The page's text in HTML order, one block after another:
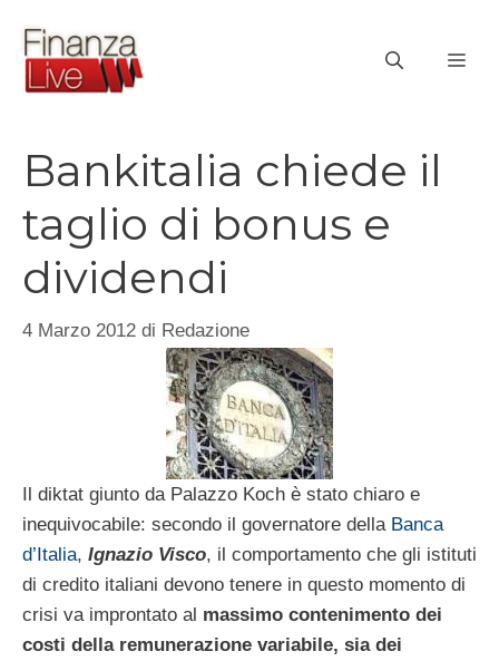
contenuto
Bankitalia chiede il
taglio di bonus e
dividendi
4 Marzo 2012 di Redazione
Il diktat giunto da Palazzo Koch è stato chiaro e
inequivocabile: secondo il governatore della Banca
d’Italia, Ignazio Visco, il comportamento che gli istituti
di credito italiani devono tenere in questo momento di
crisi va improntato al massimo contenimento dei
costi della remunerazione variabile, sia dei